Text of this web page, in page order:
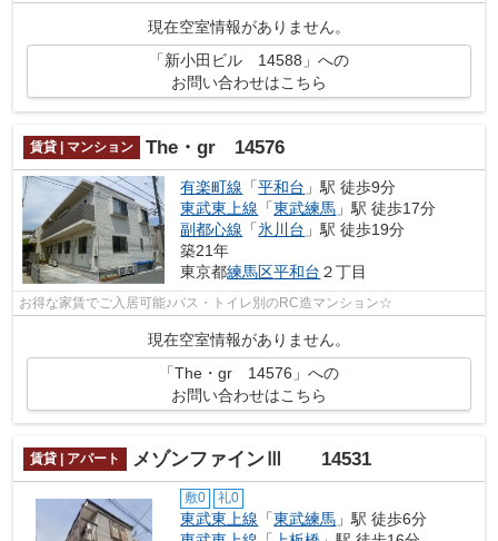
現在空室情報がありません。
「新小田ビル 14588」への
お問い合わせはこちら
賃貸 | マンション The・gr 14576
有楽町線 「平和台 」駅 徒歩9分
東武東上線 「東武練馬 」駅 徒歩17分
副都心線 「氷川台 」駅 徒歩19分
築21年
東京都練馬区平和台 ２丁目
お得な家賃でご入居可能♪バス・トイレ別のRC造マンション☆
現在空室情報がありません。
「The・gr 14576」への
お問い合わせはこちら
賃貸 | アパート メゾンファインⅢ 14531
敷0 礼0
東武東上線 「東武練馬 」駅 徒歩6分